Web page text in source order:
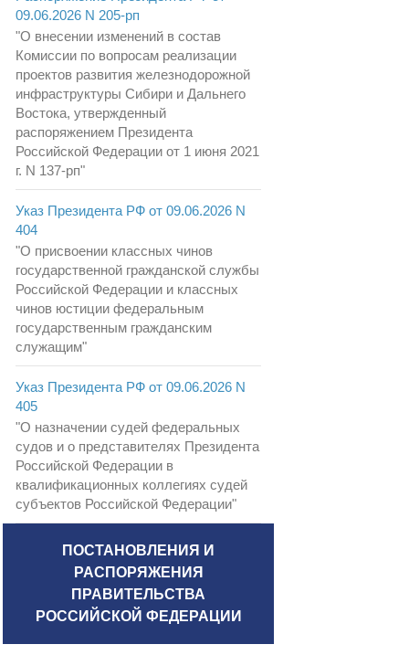
09.06.2026 N 205-рп
"О внесении изменений в состав
Комиссии по вопросам реализации
проектов развития железнодорожной
инфраструктуры Сибири и Дальнего
Востока, утвержденный
распоряжением Президента
Российской Федерации от 1 июня 2021
г. N 137-рп"
Указ Президента РФ от 09.06.2026 N
404
"О присвоении классных чинов
государственной гражданской службы
Российской Федерации и классных
чинов юстиции федеральным
государственным гражданским
служащим"
Указ Президента РФ от 09.06.2026 N
405
"О назначении судей федеральных
судов и о представителях Президента
Российской Федерации в
квалификационных коллегиях судей
субъектов Российской Федерации"
ПОСТАНОВЛЕНИЯ И
РАСПОРЯЖЕНИЯ
ПРАВИТЕЛЬСТВА
РОССИЙСКОЙ ФЕДЕРАЦИИ